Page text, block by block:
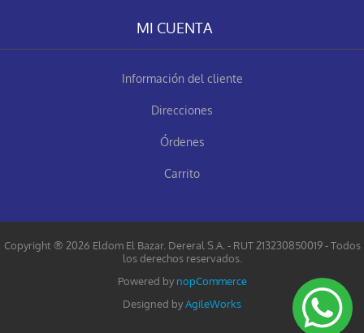
MI CUENTA
Información del cliente
Direcciones
Órdenes
Carrito
Copyright ® 2026 Eldom El Bazar. Dereral S.A. - RUT 213230850019 - Todos
los derechos reservados.
Powered by nopCommerce
Designed byAgileWorks